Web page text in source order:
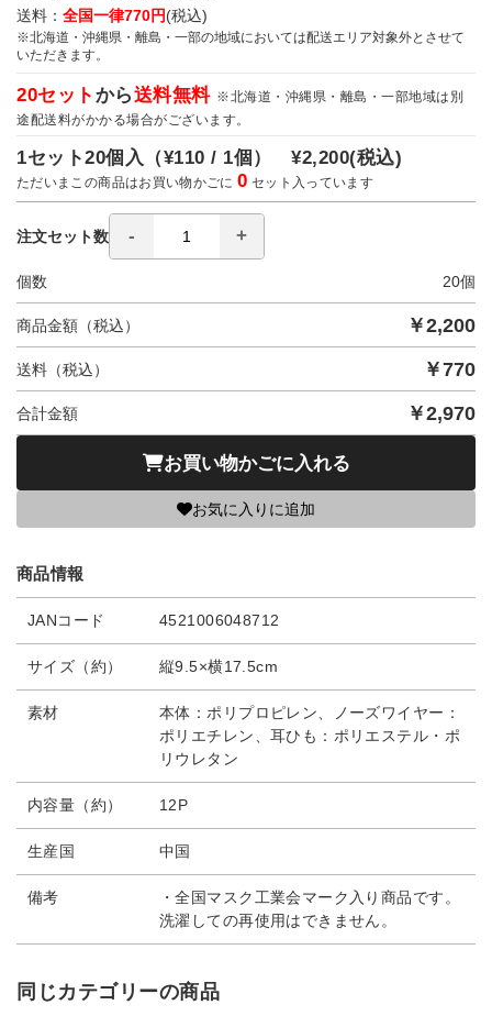
送料： 全国一律770円(税込)
※北海道・沖縄県・離島・一部の地域においては配送エリア対象外とさせて
いただきます。
20セット から送料無料 ※北海道・沖縄県・離島・一部地域は別
途配送料がかかる場合がございます。
1セット20個入（¥110 / 1個）¥2,200(税込)
ただいまこの商品はお買い物かごに0 セット入っています
注文セット数
個数 20個
商品金額（税込） ￥2,200
送料（税込） ￥770
合計金額 ￥2,970
お買い物かごに入れる
お気に入りに追加
商品情報
JANコード 4521006048712
サイズ（約） 縦9.5×横17.5cm
素材
本体：ポリプロピレン、ノーズワイヤー：
ポリエチレン、耳ひも：ポリエステル・ポ
リウレタン
内容量（約） 12P
生産国 中国
備考
・全国マスク工業会マーク入り商品です。
洗濯しての再使用はできません。
同じカテゴリーの商品